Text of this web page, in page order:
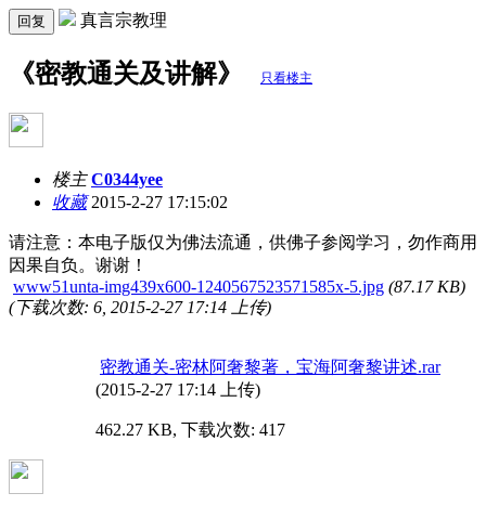
回复 真言宗教理
《密教通关及讲解》 只看楼主
楼主 C0344yee
收藏2015-2-27 17:15:02
请注意：本电子版仅为佛法流通，供佛子参阅学习，勿作商用
因果自负。谢谢！
www51unta-img439x600-1240567523571585x-5.jpg (87.17 KB)
(下载次数: 6, 2015-2-27 17:14 上传)
密教通关-密林阿奢黎著，宝海阿奢黎讲述.rar
(2015-2-27 17:14 上传)
462.27 KB, 下载次数: 417